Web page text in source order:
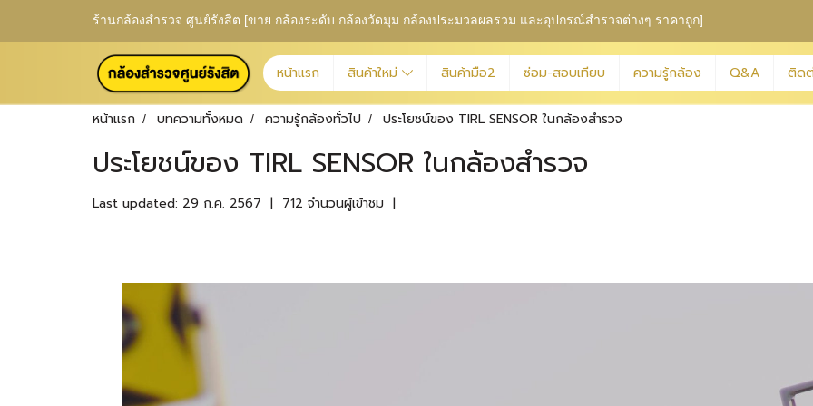
ร้านกล้องสำรวจ ศูนย์รังสิต [ขาย กล้องระดับ กล้องวัดมุม กล้องประมวลผลรวม และอุปกรณ์สำรวจต่างๆ ราคาถูก]
หน้าแรก สินค้าใหม่ สินค้ามือ2 ซ่อม-สอบเทียบ ความรู้กล้อง Q&A ติด
หน้าแรก บทความทั้งหมด ความรู้กล้องทั่วไป ประโยชน์ของ TIRL SENSOR ในกล้องสำรวจ
ประโยชน์ของ TIRL SENSOR ในกล้องสำรวจ
Last updated: 29 ก.ค. 2567 | 712 จำนวนผู้เข้าชม |